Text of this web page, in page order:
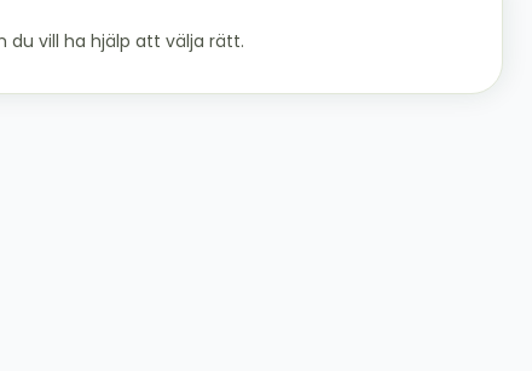
du vill ha hjälp att välja rätt.